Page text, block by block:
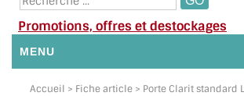
Promotions, offres et destockages
MENU
NOUS CONTACTER
Accueil > Fiche article > Porte Clarit